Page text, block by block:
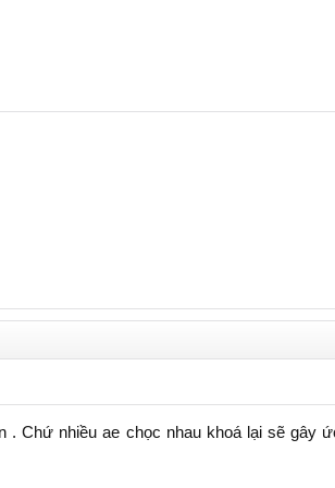
Chứ nhiều ae chọc nhau khoá lại sẽ gây